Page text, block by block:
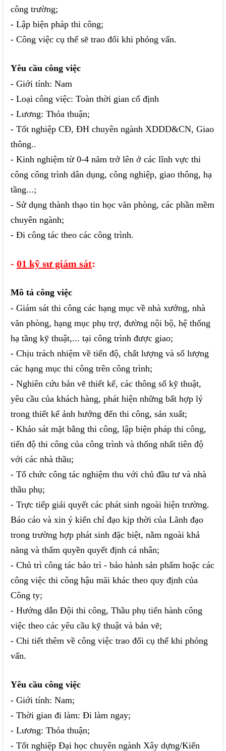
công trường;
- Lập biện pháp thi công;
- Công việc cụ thể sẽ trao đổi khi phỏng vấn.
Yêu cầu công việc
- Giới tính: Nam
- Loại công việc: Toàn thời gian cố định
- Lương: Thỏa thuận;
- Tốt nghiệp CĐ, ĐH chuyên ngành XDDD&CN, Giao
thông..
- Kinh nghiệm từ 0-4 năm trở lên ở các lĩnh vực thi
công công trình dân dụng, công nghiệp, giao thông, hạ
tầng...;
- Sử dụng thành thạo tin học văn phòng, các phần mềm
chuyên ngành;
- Đi công tác theo các công trình.
- 01 kỹ sư giám sát:
Mô tả công việc
- Giám sát thi công các hạng mục về nhà xưởng, nhà
văn phòng, hạng mục phụ trợ, đường nội bộ, hệ thống
hạ tầng kỹ thuật,... tại công trình được giao;
- Chịu trách nhiệm về tiến độ, chất lượng và số lượng
các hạng mục thi công trên công trình;
- Nghiên cứu bản vẽ thiết kế, các thông số kỹ thuật,
yêu cầu của khách hàng, phát hiện những bất hợp lý
trong thiết kế ảnh hưởng đến thi công, sản xuất;
- Khảo sát mặt bằng thi công, lập biện pháp thi công,
tiến độ thi công của công trình và thống nhất tiên độ
với các nhà thầu;
- Tổ chức công tác nghiệm thu với chủ đầu tư và nhà
thầu phụ;
- Trực tiếp giải quyết các phát sinh ngoài hiện trường.
Báo cáo và xin ý kiến chỉ đạo kịp thời của Lãnh đạo
trong trường hợp phát sinh đặc biệt, nằm ngoài khả
năng và thẩm quyền quyết định cá nhân;
- Chủ trì công tác bảo trì - bảo hành sản phẩm hoặc các
công việc thi công hậu mãi khác theo quy định của
Công ty;
- Hướng dẫn Đội thi công, Thầu phụ tiến hành công
việc theo các yêu cầu kỹ thuật và bản vẽ;
- Chi tiết thêm về công việc trao đổi cụ thể khi phỏng
vấn.
Yêu cầu công việc
- Giới tính: Nam;
- Thời gian đi làm: Đi làm ngay;
- Lương: Thỏa thuận;
- Tốt nghiệp Đại học chuyên ngành Xây dựng/Kiến